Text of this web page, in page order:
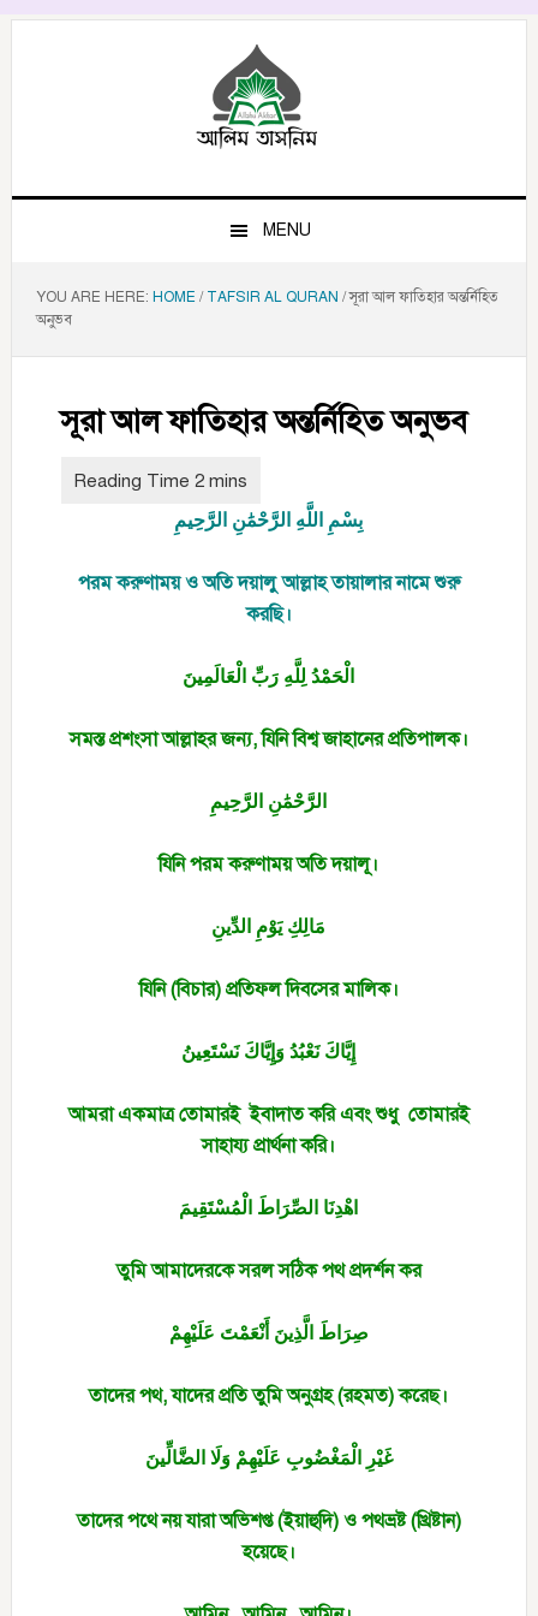
Skip
Skip
Skip
MENU
YOU ARE HERE: HOME / TAFSIR AL QURAN /সূরা আল ফাতিহার অন্তর্নিহিত
অনুভব
সূরা আল ফাতিহার অন্তর্নিহিত অনুভব
بِسْمِ اللَّهِ الرَّحْمَٰنِ الرَّحِيمِ
পরম করুণাময় ও অতি দয়ালু আল্লাহ তায়ালার নামে শুরু
করছি।
الْحَمْدُ لِلَّهِ رَبِّ الْعَالَمِينَ
সমস্ত প্রশংসা আল্লাহর জন্য, যিনি বিশ্ব জাহানের প্রতিপালক।
الرَّحْمَٰنِ الرَّحِيمِ
যিনি পরম করুণাময় অতি দয়ালূ।
مَالِكِ يَوْمِ الدِّينِ
যিনি (বিচার) প্রতিফল দিবসের মালিক।
إِيَّاكَ نَعْبُدُ وَإِيَّاكَ نَسْتَعِينُ
আমরা একমাত্র তোমারই ইবাদাত করি এবং শুধু তোমারই
সাহায্য প্রার্থনা করি।
اهْدِنَا الصِّرَاطَ الْمُسْتَقِيمَ
তুমি আমাদেরকে সরল সঠিক পথ প্রদর্শন কর
صِرَاطَ الَّذِينَ أَنْعَمْتَ عَلَيْهِمْ
তাদের পথ, যাদের প্রতি তুমি অনুগ্রহ (রহমত) করেছ।
غَيْرِ الْمَغْضُوبِ عَلَيْهِمْ وَلَا الضَّالِّينَ
তাদের পথে নয় যারা অভিশপ্ত (ইয়াহুদি) ও পথভ্রষ্ট (খ্রিষ্টান)
হয়েছে।